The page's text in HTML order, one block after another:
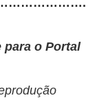
para o Portal